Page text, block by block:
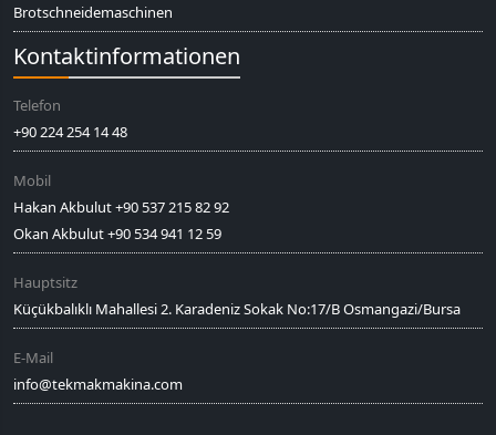
Brotschneidemaschinen
Kontaktinformationen
Telefon
+90 224 254 14 48
Mobil
Hakan Akbulut +90 537 215 82 92
Okan Akbulut +90 534 941 12 59
Hauptsitz
Küçükbalıklı Mahallesi 2. Karadeniz Sokak No:17/B Osmangazi/Bursa
E-Mail
info@tekmakmakina.com